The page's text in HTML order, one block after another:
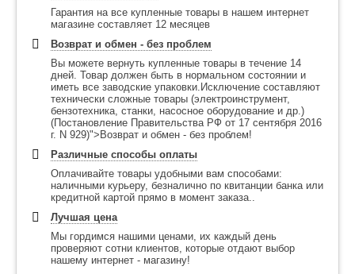
Гарантия на все купленные товары в нашем интернет
магазине составляет 12 месяцев
Возврат и обмен - без проблем
Вы можете вернуть купленные товары в течение 14
дней. Товар должен быть в нормальном состоянии и
иметь все заводские упаковки.Исключение составляют
технически сложные товары (электроинструмент,
бензотехника, станки, насосное оборудование и др.)
(Постановление Правительства РФ от 17 сентября 2016
г. N 929)">Возврат и обмен - без проблем!
Различные способы оплаты
Оплачивайте товары удобными вам способами:
наличными курьеру, безналично по квитанции банка или
кредитной картой прямо в момент заказа..
Лучшая цена
Мы гордимся нашими ценами, их каждый день
проверяют сотни клиентов, которые отдают выбор
нашему интернет - магазину!